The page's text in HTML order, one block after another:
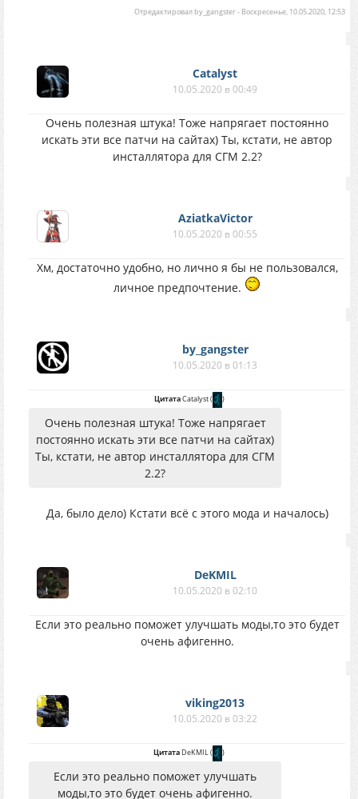
Отредактировал by_gangster- Воскресенье, 10.05.2020, 12:53
Catalyst
10.05.2020 в 00:49
Очень полезная штука! Тоже напрягает постоянно
искать эти все патчи на сайтах) Ты, кстати, не автор
инсталлятора для СГМ 2.2?
AziatkaVictor
10.05.2020 в 00:55
Хм, достаточно удобно, но лично я бы не пользовался,
личное предпочтение.
by_gangster
10.05.2020 в 01:13
ЦитатаCatalyst( )
Очень полезная штука! Тоже напрягает
постоянно искать эти все патчи на сайтах)
Ты, кстати, не автор инсталлятора для СГМ
2.2?
Да, было дело) Кстати всё с этого мода и началось)
DeKMIL
10.05.2020 в 02:10
Если это реально поможет улучшать моды,то это будет
очень афигенно.
viking2013
10.05.2020 в 03:22
ЦитатаDeKMIL( )
Если это реально поможет улучшать
моды,то это будет очень афигенно.